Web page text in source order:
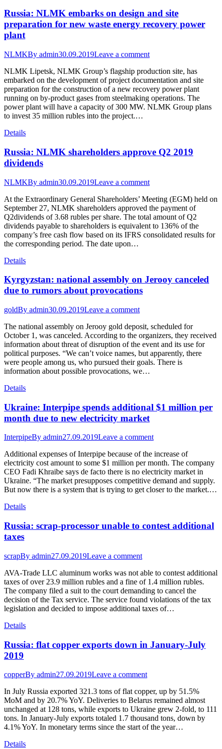
Russia: NLMK embarks on design and site
preparation for new waste energy recovery power
plant
NLMKBy admin30.09.2019Leave a comment
NLMK Lipetsk, NLMK Group’s flagship production site, has
embarked on the development of project documentation and site
preparation for the construction of a new recovery power plant
running on by-product gases from steelmaking operations. The
power plant will have a capacity of 300 MW. NLMK Group plans
to invest 35 million rubles into the project.…
Details
Russia: NLMK shareholders approve Q2 2019
dividends
NLMKBy admin30.09.2019Leave a comment
At the Extraordinary General Shareholders’ Meeting (EGM) held on
September 27, NLMK shareholders approved the payment of
Q2dividends of 3.68 rubles per share. The total amount of Q2
dividends payable to shareholders is equivalent to 136% of the
company’s free cash flow based on its IFRS consolidated results for
the corresponding period. The date upon…
Details
Kyrgyzstan: national assembly on Jerooy canceled
due to rumors about provocations
goldBy admin30.09.2019Leave a comment
The national assembly on Jerooy gold deposit, scheduled for
October 1, was canceled. According to the organizers, they received
information about threat of disruption of the event and its use for
political purposes. “We can’t voice names, but apparently, there
were people among us, who pursued their goals. There is
information about possible provocations, we…
Details
Ukraine: Interpipe spends additional $1 million per
month due to new electricity market
InterpipeBy admin27.09.2019Leave a comment
Additional expenses of Interpipe because of the increase of
electricity cost amount to some $1 million per month. The company
CEO Fadi Khraibe says de facto there is no electricity market in
Ukraine. “The market presupposes competitive demand and supply.
But now there is a system that is trying to get closer to the market.…
Details
Russia: scrap-processor unable to contest additional
taxes
scrapBy admin27.09.2019Leave a comment
AVA-Trade LLC aluminum works was not able to contest additional
taxes of over 23.9 million rubles and a fine of 1.4 million rubles.
The company filed a suit to the court demanding to cancel the
decision of the Tax service. The service found violations of the tax
legislation and decided to impose additional taxes of…
Details
Russia: flat copper exports down in January-July
2019
copperBy admin27.09.2019Leave a comment
In July Russia exported 321.3 tons of flat copper, up by 51.5%
MoM and by 20.7% YoY. Deliveries to Belarus remained almost
unchanged at 128 tons, while exports to Ukraine grew 2-fold, to 111
tons. In January-July exports totaled 1.7 thousand tons, down by
4.1% YoY. In monetary terms since the start of the year…
Details